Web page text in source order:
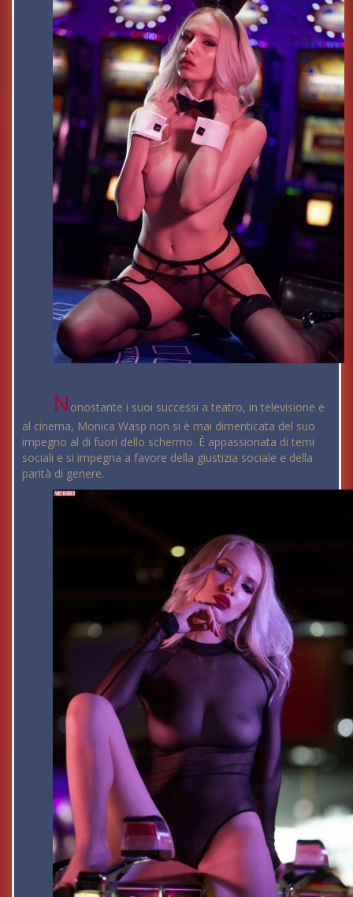
N onostante i suoi successi a teatro, in televisione e
al cinema, Monica Wasp non si è mai dimenticata del suo
impegno al di fuori dello schermo. È appassionata di temi
sociali e si impegna a favore della giustizia sociale e della
parità di genere.